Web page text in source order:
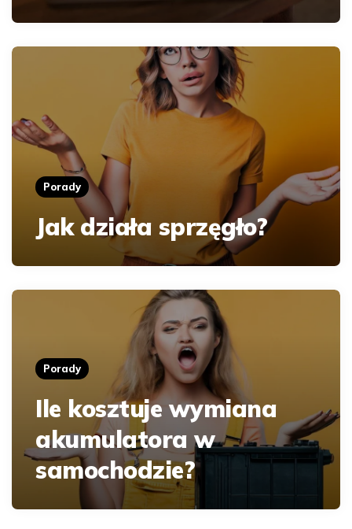
Porady
Jak działa sprzęgło?
Porady
Ile kosztuje wymiana
akumulatora w
samochodzie?